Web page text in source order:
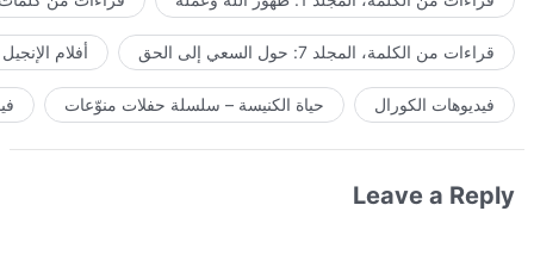
قراءات من الكلمة، المجلد 7: حول السعي إلى الحق أفلام الإنجيل
فيديوهات الكورال حياة الكنيسة – سلسلة حفلات منوّعات
Leave a Reply